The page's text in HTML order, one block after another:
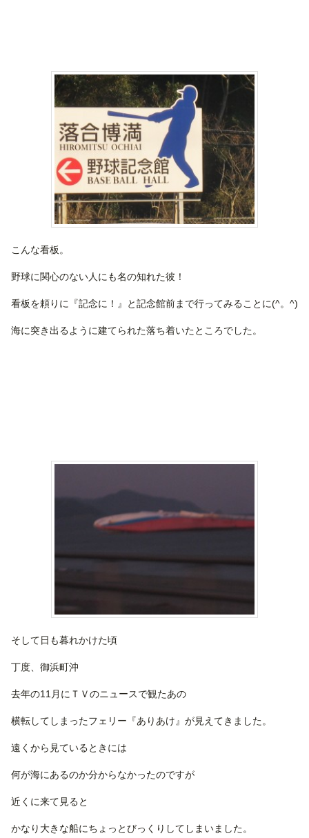
こんな看板。
野球に関心のない人にも名の知れた彼！
看板を頼りに『記念に！』と記念館前まで行ってみることに(^。^)
海に突き出るように建てられた落ち着いたところでした。
そして日も暮れかけた頃
丁度、御浜町沖
去年の11月にＴＶのニュースで観たあの
横転してしまったフェリー『ありあけ』が見えてきました。
遠くから見ているときには
何が海にあるのか分からなかったのですが
近くに来て見ると
かなり大きな船にちょっとびっくりしてしまいました。